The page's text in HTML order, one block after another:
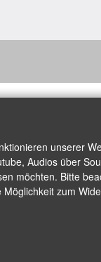
unserer
Audios über
möchten. Bitte
zum